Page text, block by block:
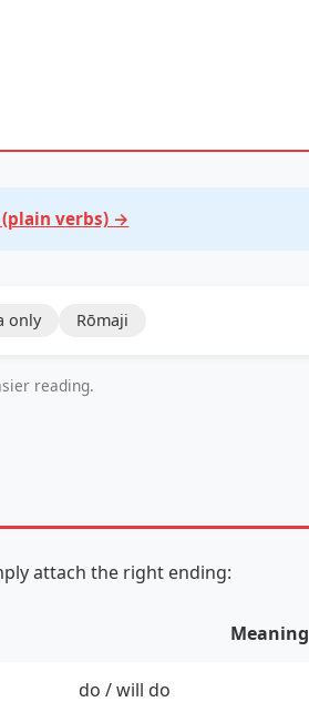
verbs) →
only Rōmaji
reading.
attach the right ending:
Meaning
do / will do